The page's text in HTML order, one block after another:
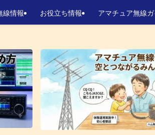
線情報 お役立ち情報 アマチュア無線ガ